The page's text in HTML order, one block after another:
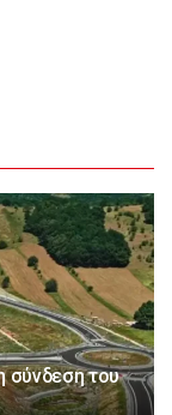
σύνδεση του